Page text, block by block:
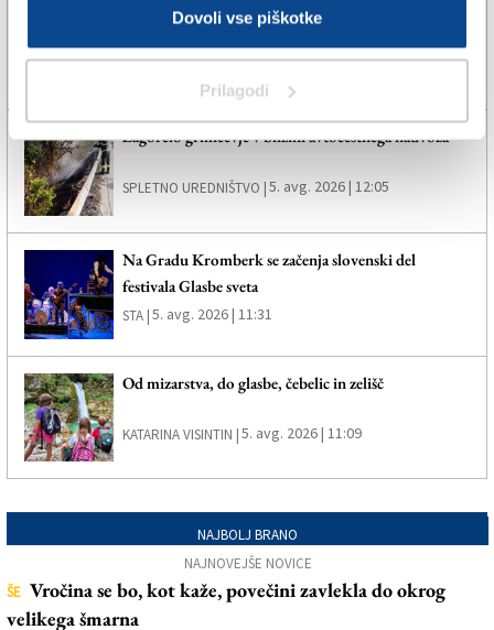
Dovoli vse piškotke
Prilagodi
Karabinjerji preprečili tragedijo
SPLETNO UREDNIŠTVO |5. avg. 2026 | 12:36
Zagorelo grmičevje v bližini avtocestnega nadvoza
SPLETNO UREDNIŠTVO |5. avg. 2026 | 12:05
Na Gradu Kromberk se začenja slovenski del
festivala Glasbe sveta
STA |5. avg. 2026 | 11:31
Od mizarstva, do glasbe, čebelic in zelišč
KATARINA VISINTIN |5. avg. 2026 | 11:09
NAJBOLJ BRANO
NAJNOVEJŠE NOVICE
ŠE Vročina se bo, kot kaže, povečini zavlekla do okrog
velikega šmarna